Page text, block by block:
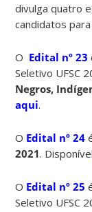
divulga quatro
candidatos
O Edital nº 23
Seletivo UFSC
Negros,
aqui.
O Edital nº 24
2021.
O Edital nº 25
Seletivo UFSC